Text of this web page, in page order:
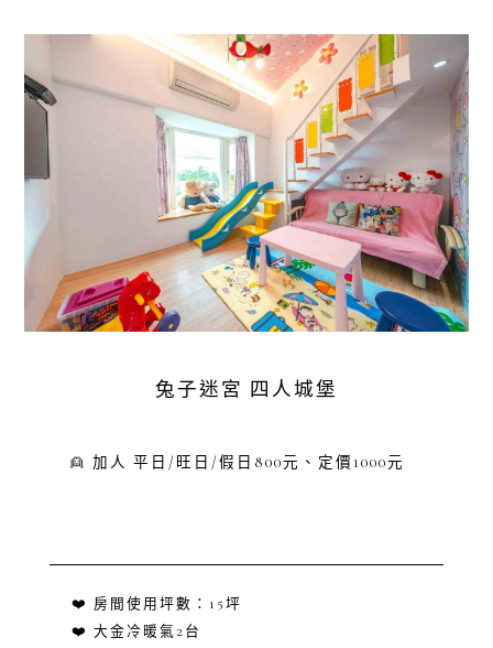
兔子迷宮 四人城堡
👱 加人 平日/旺日/假日800元、定價1000元
❤️ 房間使用坪數：15坪
❤️ 大金冷暖氣2台